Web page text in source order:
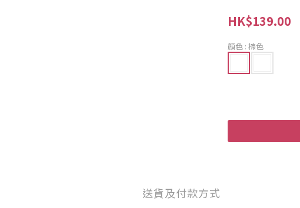
HK$139.00
顏色 : 棕色
送貨及付款方式